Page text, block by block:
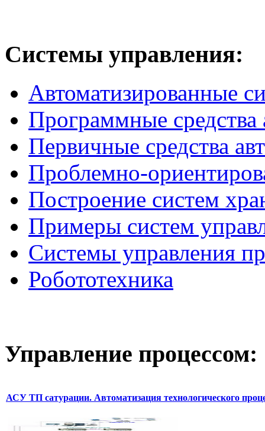
Системы управления:
Автоматизированные
Программные средства
Первичные средства
Проблемно-
Построение систем
Примеры систем
Системы управления
Робототехника
Управление процессом:
АСУ ТП сатурации. Автоматизация технологического